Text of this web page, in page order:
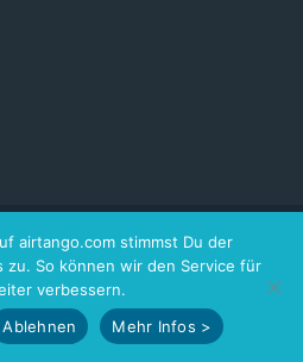
registered trademark
airtango.com stimmst Du der
zu. So können wir den Service für
verbessern.
Ablehnen Mehr Infos >